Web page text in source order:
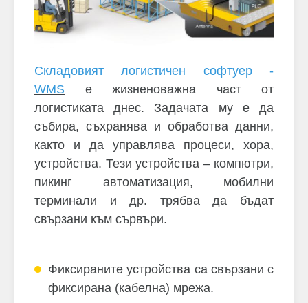
Складовият логистичен софтуер -
WMS е жизненоважна част от
логистиката днес. Задачата му е да
събира, съхранява и обработва данни,
както и да управлява процеси, хора,
устройства. Тези устройства – компютри,
пикинг автоматизация, мобилни
терминали и др. трябва да бъдат
свързани към сървъри.
Фиксираните устройства са свързани с
фиксирана (кабелна) мрежа.